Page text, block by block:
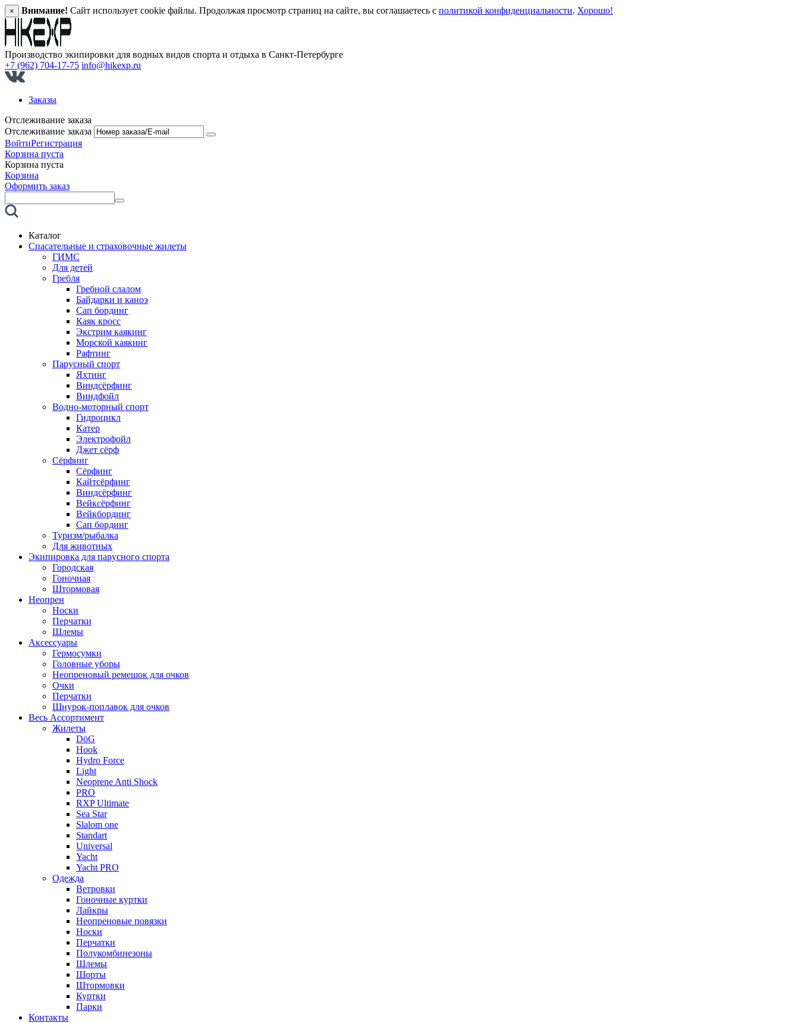
× Внимание! Сайт использует cookie файлы. Продолжая просмотр страниц на сайте, вы соглашаетесь с политикой конфиденциальности. Хорошо!
Производство экипировки для водных видов спорта и отдыха в Санкт‑Петербурге
+7 (962) 704-17-75 info@hikexp.ru
Заказы
Отслеживание заказа
Отслеживание заказа
ВойтиРегистрация
Корзина пуста
Корзина пуста
Корзина
Оформить заказ
Каталог
Спасательные и страховочные жилеты
ГИМС
Для детей
Гребля
Гребной слалом
Байдарки и каноэ
Сап бординг
Каяк кросс
Экстрим каякинг
Морской каякинг
Рафтинг
Парусный спорт
Яхтинг
Виндсёрфинг
Виндфойл
Водно-моторный спорт
Гидроцикл
Катер
Электрофойл
Джет сёрф
Сёрфинг
Сёрфинг
Кайтсёрфинг
Виндсёрфинг
Вейксёрфинг
Вейкбординг
Сап бординг
Туризм/рыбалка
Для животных
Экипировка для парусного спорта
Городская
Гоночная
Штормовая
Неопрен
Носки
Перчатки
Шлемы
Аксессуары
Гермосумки
Головные уборы
Неопреновый ремешок для очков
Очки
Перчатки
Шнурок-поплавок для очков
Весь Ассортимент
Жилеты
DöG
Hook
Hydro Force
Light
Neoprene Anti Shock
PRO
RXP Ultimate
Sea Star
Slalom one
Standart
Universal
Yacht
Yacht PRO
Одежда
Ветровки
Гоночные куртки
Лайкры
Неопреновые повязки
Носки
Перчатки
Полукомбинезоны
Шлемы
Шорты
Штормовки
Куртки
Парки
Контакты